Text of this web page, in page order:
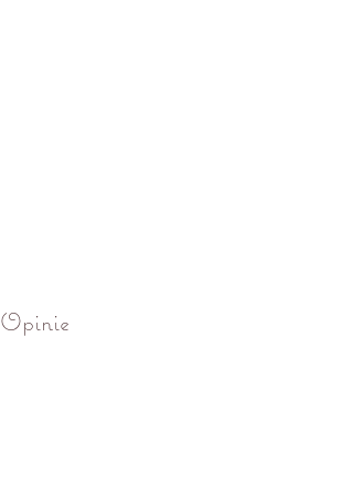
Opinie